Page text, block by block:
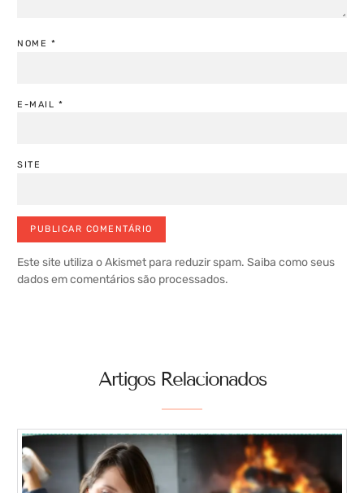
NOME *
E-MAIL *
SITE
Este site utiliza o Akismet para reduzir spam. Saiba como seus
dados em comentários são processados.
Artigos Relacionados